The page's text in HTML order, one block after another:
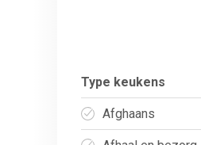
Type keukens
Afghaans